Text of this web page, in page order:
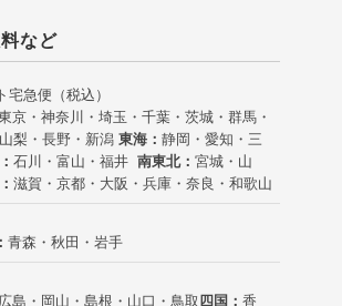
など
宅急便（税込）
京・神奈川・埼玉・千葉・茨城・群馬・
山梨・長野・新潟 東海： 静岡・愛知・三
石川・富山・福井 南東北： 宮城・山
滋賀・京都・大阪・兵庫・奈良・和歌山
青森・秋田・岩手
広島・岡山・島根・山口・鳥取 四国： 香